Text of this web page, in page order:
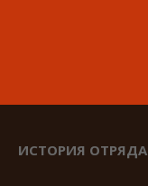
ИСТОРИЯ ОТРЯДА